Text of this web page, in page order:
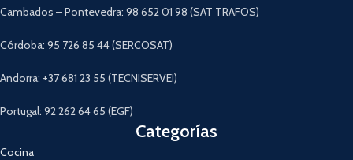
Cambados – Pontevedra: 98 652 01 98 (SAT TRAFOS)
Córdoba: 95 726 85 44 (SERCOSAT)
Andorra: +37 681 23 55 (TECNISERVEI)
Portugal: 92 262 64 65 (EGF)
Categorías
Cocina